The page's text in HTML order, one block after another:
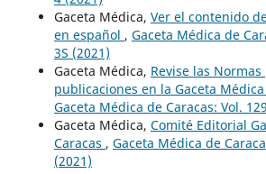
Gaceta Médica, Ver el contenido
en español , Gaceta Médica de
3S (2021)
Gaceta Médica, Revise las
publicaciones en la Gaceta
Gaceta Médica de Caracas: Vol.
Gaceta Médica, Comité Editorial
Caracas , Gaceta Médica de
(2021)